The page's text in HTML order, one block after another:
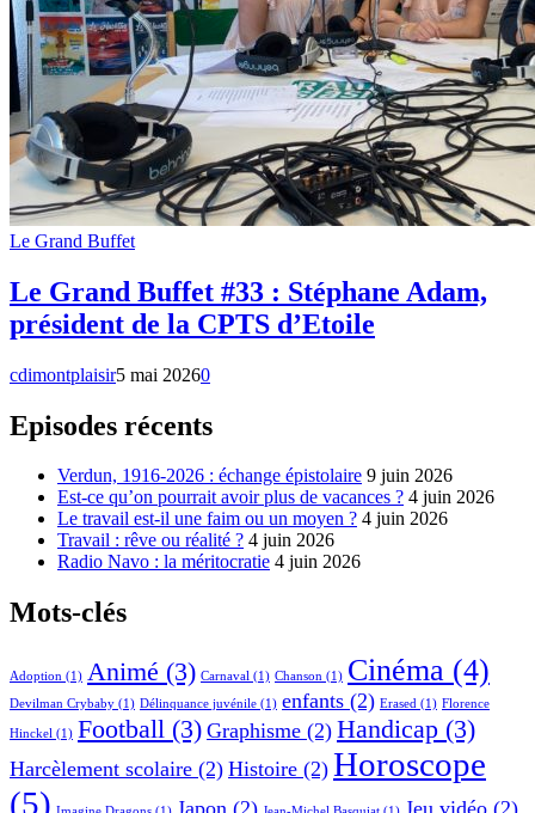
Le Grand Buffet
Le Grand Buffet #33 : Stéphane Adam,
président de la CPTS d’Etoile
cdimontplaisir5 mai 20260
Episodes récents
Verdun, 1916-2026 : échange épistolaire 9 juin 2026
Est-ce qu’on pourrait avoir plus de vacances ? 4 juin 2026
Le travail est-il une faim ou un moyen ? 4 juin 2026
Travail : rêve ou réalité ? 4 juin 2026
Radio Navo : la méritocratie 4 juin 2026
Mots-clés
Adoption (1) Animé (3) Carnaval (1) Chanson (1) Cinéma (4)
Devilman Crybaby (1) Délinquance juvénile (1) enfants (2) Erased (1) Florence
Hinckel (1) Football (3) Graphisme (2) Handicap (3)
Harcèlement scolaire (2) Histoire (2) Horoscope
(5)